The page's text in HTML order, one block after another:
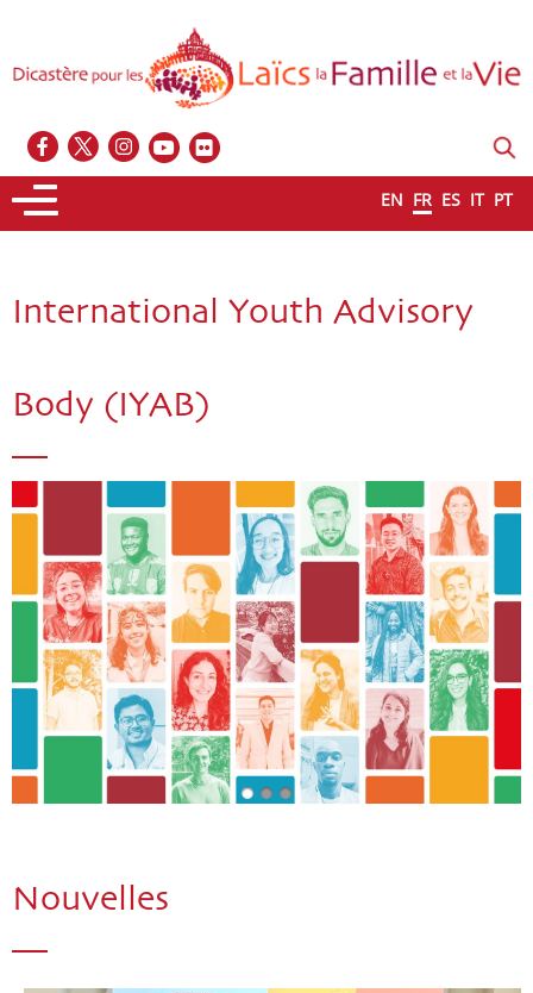
EN FR ES IT PT
International Youth Advisory
Body (IYAB)
Nouvelles